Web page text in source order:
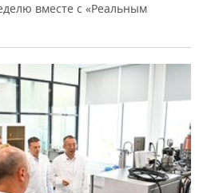
вместе с «Реальным